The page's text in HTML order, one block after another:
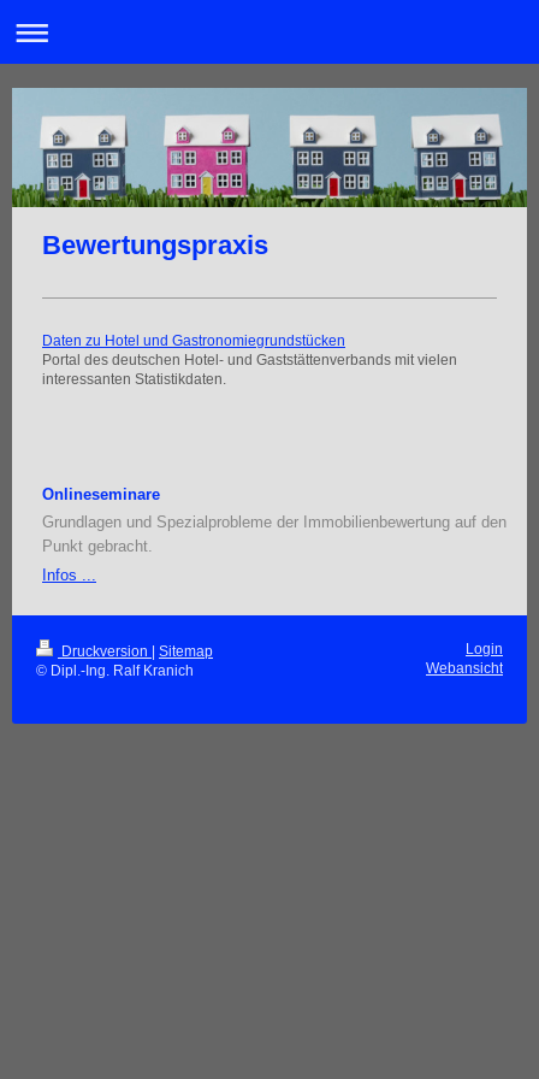
Bewertungspraxis
Daten zu Hotel und Gastronomiegrundstücken
Portal des deutschen Hotel- und Gaststättenverbands mit vielen
interessanten Statistikdaten.
Onlineseminare
Grundlagen und Spezialprobleme der Immobilienbewertung auf den
Punkt gebracht.
Infos ...
Druckversion | Sitemap
© Dipl.-Ing. Ralf Kranich
Login
Webansicht